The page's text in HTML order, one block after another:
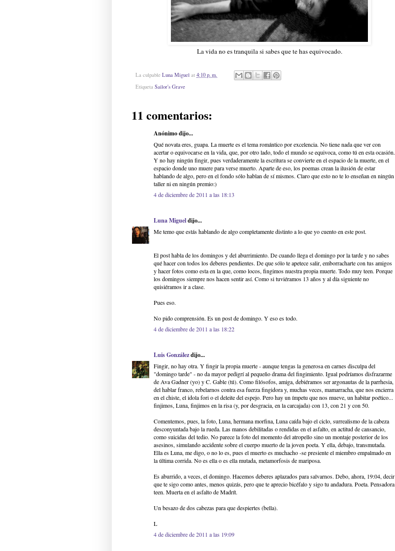
La vida no es tranquila si sabes que te has equivocado.
La culpable Luna Miguel at 4:10 p. m.
Etiqueta Sailor's Grave
11 comentarios:
Anónimo dijo...
Qué novata eres, guapa. La muerte es el tema romántico por excelencia. No tiene nada que ver con
acertar o equivocarse en la vida, que, por otro lado, todo el mundo se equivoca, como tú en esta ocasión.
Y no hay ningún fingir, pues verdaderamente la escritura se convierte en el espacio de la muerte, en el
espacio donde uno muere para verse muerto. Aparte de eso, los poemas crean la ilusión de estar
hablando de algo, pero en el fondo sólo hablan de sí mismos. Claro que esto no te lo enseñan en ningún
taller ni en ningún premio:)
4 de diciembre de 2011 a las 18:13
Luna Migueldijo...
Me temo que estás hablando de algo completamente distinto a lo que yo cuento en este post.
El post habla de los domingos y del aburrimiento. De cuando llega el domingo por la tarde y no sabes
qué hacer con todos los deberes pendientes. De que sólo te apetece salir, emborracharte con tus amigos
y hacer fotos como esta en la que, como locos, fingimos nuestra propia muerte. Todo muy teen. Porque
los domingos siempre nos hacen sentir así. Como si tuviéramos 13 años y al día siguiente no
quisiéramos ir a clase.
Pues eso.
No pido comprensión. Es un post de domingo. Y eso es todo.
4 de diciembre de 2011 a las 18:22
Luis Gonzálezdijo...
Fingir, no hay otra. Y fingir la propia muerte - aunque tengas la generosa en carnes disculpa del
"domingo tarde" - no da mayor pedigrí al pequeño drama del fingimiento. Igual podríamos disfrazarme
de Ava Gadner (yo) y C. Gable (tú). Como filósofos, amiga, debiéramos ser argonautas de la parrhesia,
del hablar franco, rebelarnos contra esa fuerza fingidora y, muchas veces, mamarracha, que nos encierra
en el chiste, el idola fori o el deleite del espejo. Pero hay un ímpetu que nos mueve, un habitar poético...
finjimos, Luna, finjimos en la risa (y, por desgracia, en la carcajada) con 13, con 21 y con 50.
Comentemos, pues, la foto, Luna, hermana morfina, Luna caída bajo el ciclo, surrealismo de la cabeza
desconyuntada bajo la rueda. Las manos debilitadas o rendidas en el asfalto, en actitud de cansancio,
como suicidas del tedio. No parece la foto del momento del atropello sino un montaje posterior de los
asesinos, simulando accidente sobre el cuerpo muerto de la joven poeta. Y ella, debajo, transmutada.
Ella es Luna, me digo, o no lo es, pues el muerto es muchacho -se presiente el miembro empalmado en
la última corrida. No es ella o es ella mutada, metamorfosis de mariposa.
Es aburrido, a veces, el domingo. Hacemos deberes aplazados para salvarnos. Debo, ahora, 19:04, decir
que te sigo como antes, menos quizás, pero que te aprecio bicéfalo y sigo tu andadura. Poeta. Pensadora
teen. Muerta en el asfalto de Madrít.
Un besazo de dos cabezas para que despiertes (bella).
L
4 de diciembre de 2011 a las 19:09